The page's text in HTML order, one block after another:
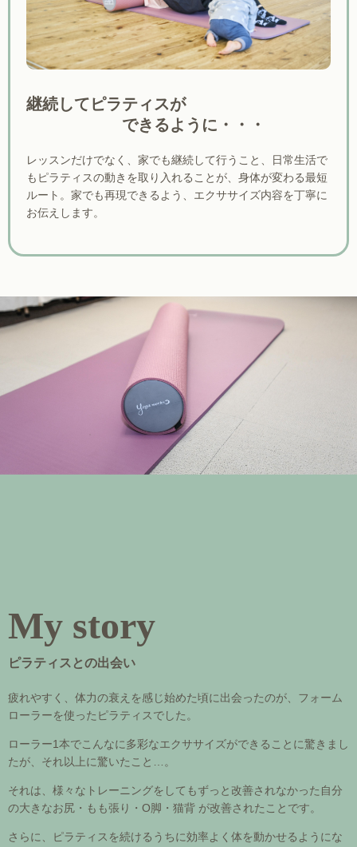
継続してピラティスが
できるように・・・
レッスンだけでなく、家でも継続して行うこと、日常生活で
もピラティスの動きを取り入れることが、身体が変わる最短
ルート。家でも再現できるよう、エクササイズ内容を丁寧に
お伝えします。
My story
ピラティスとの出会い
疲れやすく、体力の衰えを感じ始めた頃に出会ったのが、フォーム
ローラーを使ったピラティスでした。
ローラー1本でこんなに多彩なエクササイズができることに驚きまし
たが、それ以上に驚いたこと…。
それは、様々なトレーニングをしてもずっと改善されなかった自分
の大きなお尻・もも張り・O脚・猫背 が改善されたことです。
さらに、ピラティスを続けるうちに効率よく体を動かせるようにな